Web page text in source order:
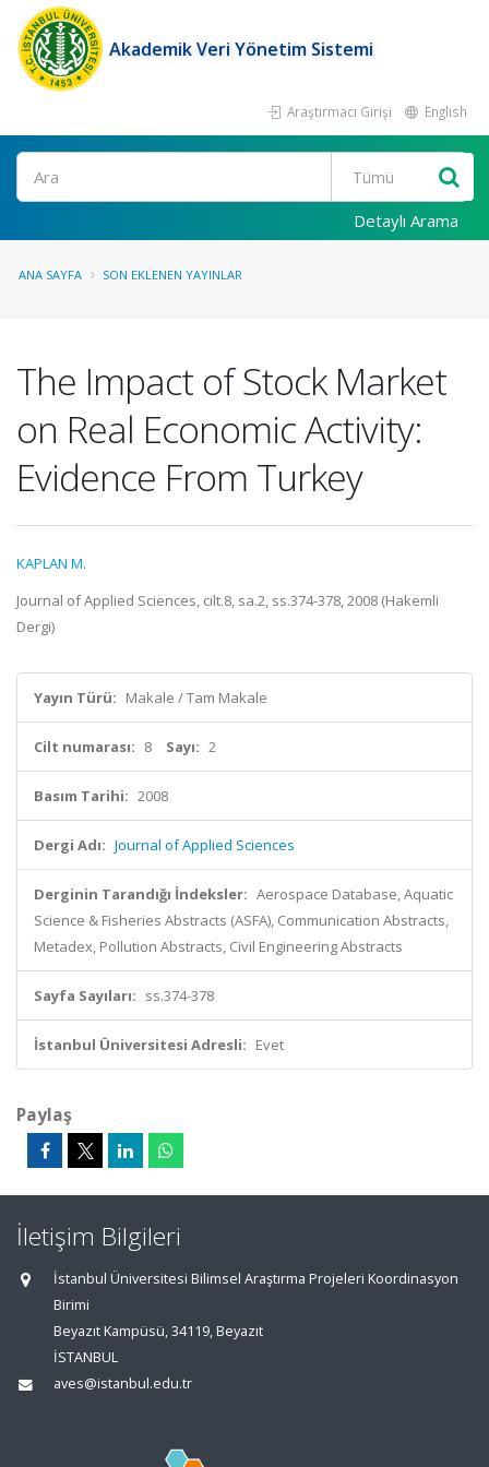
Akademik Veri Yönetim Sistemi
Araştırmacı Girişi English
Ara
Detaylı Arama
ANA SAYFA SON EKLENEN YAYINLAR
The Impact of Stock Market
on Real Economic Activity:
Evidence From Turkey
KAPLAN M.
Journal of Applied Sciences, cilt.8, sa.2, ss.374-378, 2008 (Hakemli
Dergi)
Yayın Türü: Makale / Tam Makale
Cilt numarası: 8 Sayı: 2
Basım Tarihi: 2008
Dergi Adı: Journal of Applied Sciences
Derginin Tarandığı İndeksler: Aerospace Database, Aquatic
Science & Fisheries Abstracts (ASFA), Communication Abstracts,
Metadex, Pollution Abstracts, Civil Engineering Abstracts
Sayfa Sayıları: ss.374-378
İstanbul Üniversitesi Adresli: Evet
Paylaş
İletişim Bilgileri
İstanbul Üniversitesi Bilimsel Araştırma Projeleri Koordinasyon
Birimi
Beyazıt Kampüsü, 34119, Beyazıt
İSTANBUL
aves@istanbul.edu.tr